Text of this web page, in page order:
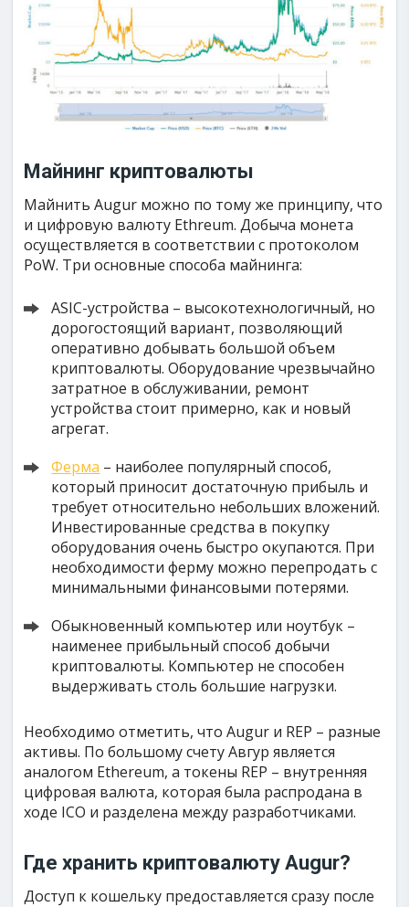
Майнинг криптовалюты
Майнить Augur можно по тому же принципу, что
и цифровую валюту Ethreum. Добыча монета
осуществляется в соответствии с протоколом
PoW. Три основные способа майнинга:
ASIC-устройства – высокотехнологичный, но
дорогостоящий вариант, позволяющий
оперативно добывать большой объем
криптовалюты. Оборудование чрезвычайно
затратное в обслуживании, ремонт
устройства стоит примерно, как и новый
агрегат.
Ферма – наиболее популярный способ,
который приносит достаточную прибыль и
требует относительно небольших вложений.
Инвестированные средства в покупку
оборудования очень быстро окупаются. При
необходимости ферму можно перепродать с
минимальными финансовыми потерями.
Обыкновенный компьютер или ноутбук –
наименее прибыльный способ добычи
криптовалюты. Компьютер не способен
выдерживать столь большие нагрузки.
Необходимо отметить, что Augur и REP – разные
активы. По большому счету Авгур является
аналогом Ethereum, а токены REP – внутренняя
цифровая валюта, которая была распродана в
ходе ICO и разделена между разработчиками.
Где хранить криптовалюту Augur?
Доступ к кошельку предоставляется сразу после